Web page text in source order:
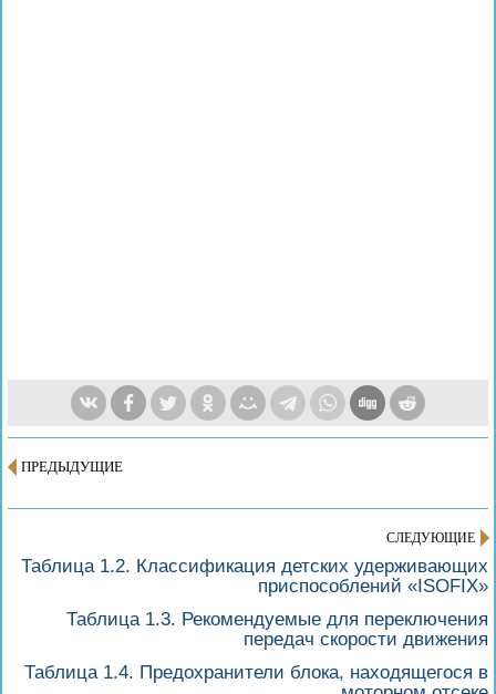
ПРЕДЫДУЩИЕ
СЛЕДУЮЩИЕ
Таблица 1.2. Классификация детских удерживающих
приспособлений «ISOFIX»
Таблица 1.3. Рекомендуемые для переключения
передач скорости движения
Таблица 1.4. Предохранители блока, находящегося в